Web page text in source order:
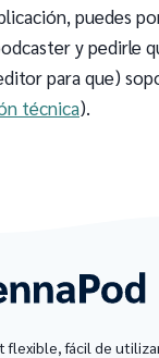
puedes
y pedirle
para que)
técnica).
fácil de